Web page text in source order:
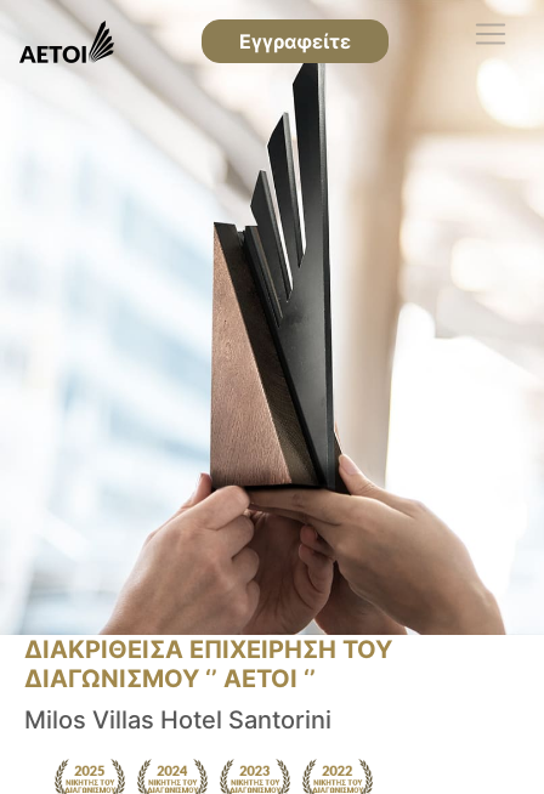
Εγγραφείτε
ΔΙΑΚΡΙΘΕΙΣΑ ΕΠΙΧΕΙΡΗΣΗ ΤΟΥ
ΔΙΑΓΩΝΙΣΜΟΥ ‘’ ΑΕΤΟΙ ‘’
Milos Villas Hotel Santorini